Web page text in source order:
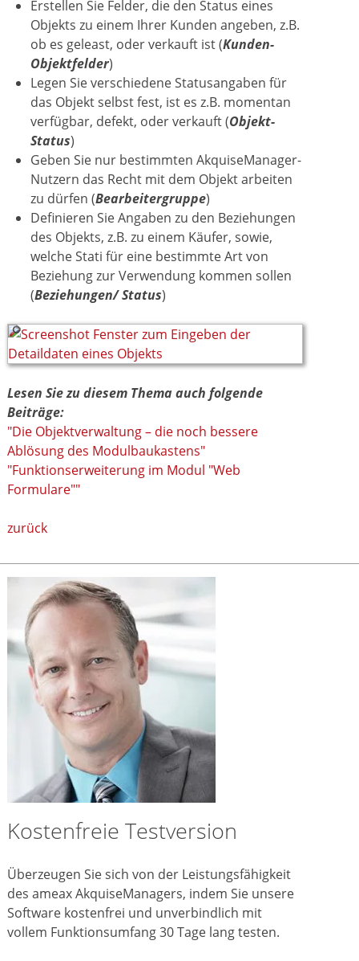
Erstellen Sie Felder, die den Status eines
Objekts zu einem Ihrer Kunden angeben, z.B.
ob es geleast, oder verkauft ist (Kunden-
Objektfelder)
Legen Sie verschiedene Statusangaben für
das Objekt selbst fest, ist es z.B. momentan
verfügbar, defekt, oder verkauft (Objekt-
Status)
Geben Sie nur bestimmten AkquiseManager-
Nutzern das Recht mit dem Objekt arbeiten
zu dürfen (Bearbeitergruppe)
Definieren Sie Angaben zu den Beziehungen
des Objekts, z.B. zu einem Käufer, sowie,
welche Stati für eine bestimmte Art von
Beziehung zur Verwendung kommen sollen
(Beziehungen/ Status)
Lesen Sie zu diesem Thema auch folgende
Beiträge:
"Die Objektverwaltung – die noch bessere
Ablösung des Modulbaukastens"
"Funktionserweiterung im Modul "Web
Formulare""
zurück
Kostenfreie Testversion
Überzeugen Sie sich von der Leistungsfähigkeit
des ameax AkquiseManagers, indem Sie unsere
Software kostenfrei und unverbindlich mit
vollem Funktionsumfang 30 Tage lang testen.